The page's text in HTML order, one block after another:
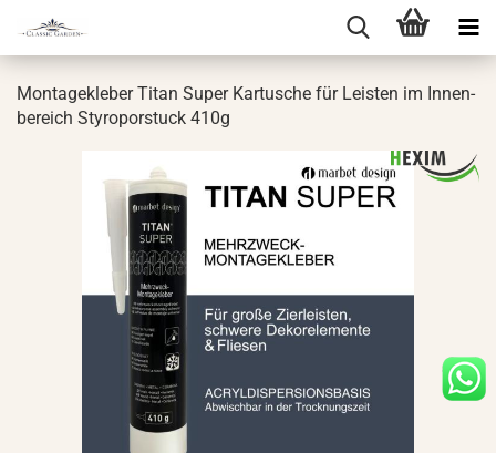
Mon­ta­ge­kle­ber Titan Super Kar­tu­sche für Leis­ten im In­nen­
be­reich Sty­ro­por­stuck 410g